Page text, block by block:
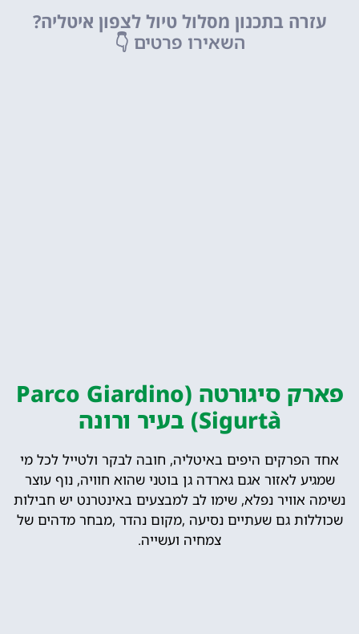
עזרה בתכנון מסלול טיול לצפון איטליה?
השאירו פרטים 👇
פארק סיגורטה (Parco Giardino
Sigurtà) בעיר ורונה
אחד הפרקים היפים באיטליה, חובה לבקר ולטייל לכל מי
שמגיע לאזור אגם גארדה גן בוטני שהוא חוויה, נוף עוצר
נשימה אוויר נפלא, שימו לב למבצעים באינטרנט יש חבילות
שכוללות גם שעתיים נסיעה ,מקום נהדר ,מבחר מדהים של
צמחיה ועשייה.